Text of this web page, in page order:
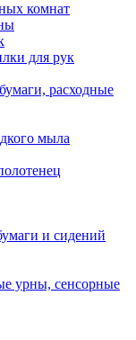
комнат
для рук
расходные
мыла
и сидений
урны, сенсорные